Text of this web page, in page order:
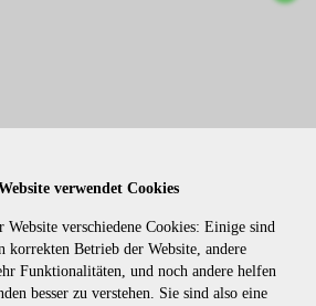
SPRAY 100ML
verwendet Cookies
Website verschiedene Cookies: Einige sind
korrekten Betrieb der Website, andere
Funktionalitäten, und noch andere helfen
besser zu verstehen. Sie sind also eine